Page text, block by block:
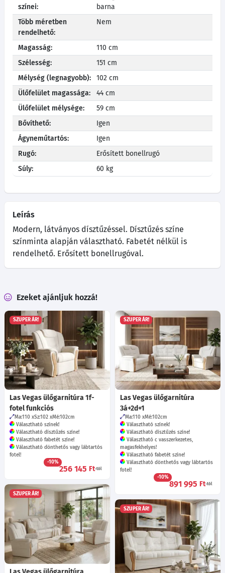
színei:
barna
Több méretben
rendelhető:
Nem
Magasság:
110 cm
Szélesség:
151 cm
Mélység (legnagyobb):
102 cm
Ülőfelület magassága:
44 cm
Ülőfelület mélysége:
59 cm
Bővíthető:
Igen
Ágyneműtartós:
Igen
Rugó:
Erősített bonellrugó
Súly:
60 kg
Leírás
Modern, látványos dísztűzéssel. Dísztűzés színe
színminta alapján választható. Fabetét nélkül is
rendelhető. Erősített bonellrugóval.
Ezeket ajánljuk hozzá!
SZUPER ÁR!
Las Vegas ülőgarnitúra 1f-
fotel funkciós
Ma:110 Sz:102 Mé:102cm
Választható színek!
Választható dísztűzés színe!
Választható fabetét színe!
Választható dönthetős vagy lábtartós
fotel!
-10%
256 145 Ft-tól
SZUPER ÁR!
Las Vegas ülőgarnitúra
3á+2d+1
Ma:110 Mé:102cm
Választható színek!
Választható dísztűzés színe!
Választható c vasszerkezetes,
magasfekhelyes!
Választható fabetét színe!
Választható dönthetős vagy lábtartós
fotel!
-10%
891 995 Ft-tól
SZUPER ÁR!
SZUPER ÁR!